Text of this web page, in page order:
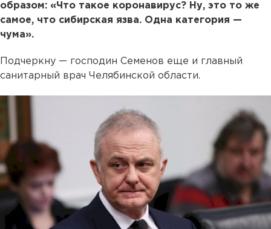
образом: «Что такое коронавирус? Ну, это то же
самое, что сибирская язва. Одна категория —
чума».
Подчеркну — господин Семенов еще и главный
санитарный врач Челябинской области.